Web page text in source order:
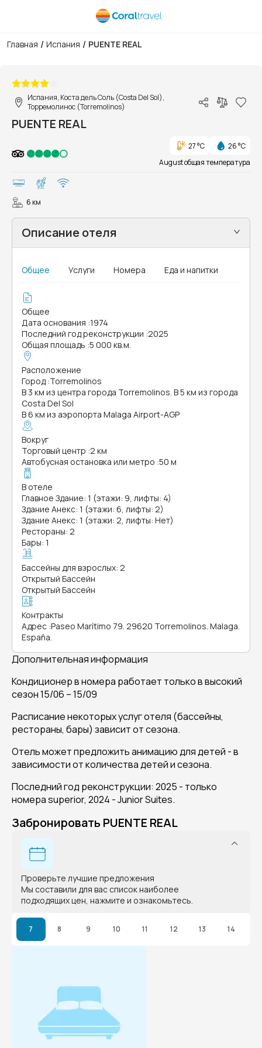
Главная / Испания / PUENTE REAL
Испания, Коста дель Соль (Costa Del Sol),
Торремолинос (Torremolinos)
PUENTE REAL
27 °C
26 °C
August общая температура
6 км
Описание отеля
Общее Услуги Номера Еда и напитки
Общее
Дата основания :1974
Последний год реконструкции :2025
Общая площадь :5 000 кв.м.
Расположение
Город :Torremolinos
В 3 км из центра города Torremolinos. В 5 км из города
Costa Del Sol
В 6 км из аэропорта Malaga Airport-AGP
Вокруг
Торговый центр :2 км
Автобусная остановка или метро :50 м
В отеле
Главное Здание: 1 (этажи: 9, лифты: 4)
Здание Анекс: 1 (этажи: 6, лифты: 2)
Здание Анекс: 1 (этажи: 2, лифты: Нет)
Рестораны: 2
Бары: 1
Бассейны для взрослых: 2
Открытый Бассейн
Открытый Бассейн
Контракты
Адрес :Paseo Marítimo 79. 29620 Torremolinos. Malaga.
España.
Дополнительная информация
Кондиционер в номера работает только в высокий
сезон 15/06 – 15/09
Расписание некоторых услуг отеля (бассейны,
рестораны, бары) зависит от сезона.
Отель может предложить анимацию для детей - в
зависимости от количества детей и сезона.
Последний год реконструкции: 2025 - только
номера superior, 2024 - Junior Suites.
Забронировать PUENTE REAL
Проверьте лучшие предложения
Мы составили для вас список наиболее
подходящих цен, нажмите и ознакомьтесь.
7 8 9 10 11 12 13 14